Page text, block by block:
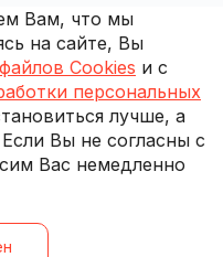
Вам, что мы
на сайте, Вы
Cookies и с
персональных
лучше, а
Вы не согласны с
Вас немедленно